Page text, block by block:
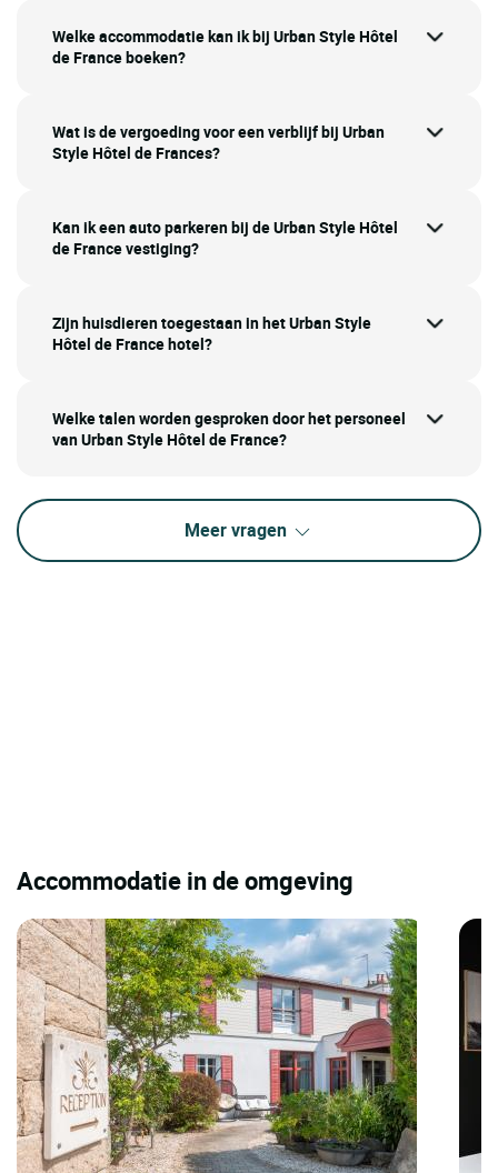
Welke accommodatie kan ik bij Urban Style Hôtel
de France boeken?
Wat is de vergoeding voor een verblijf bij Urban
Style Hôtel de Frances?
Kan ik een auto parkeren bij de Urban Style Hôtel
de France vestiging?
Zijn huisdieren toegestaan in het Urban Style
Hôtel de France hotel?
Welke talen worden gesproken door het personeel
van Urban Style Hôtel de France?
Meer vragen
Accommodatie in de omgeving